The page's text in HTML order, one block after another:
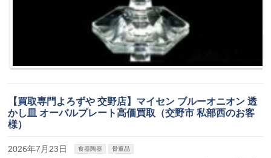
【買取専門よろずや 交野店】マイセン ブルーオニオン 透
かし皿 オーバルプレート高価買取（交野市 私部西のお客
様）
2026年7月23日 食器陶器 骨董品